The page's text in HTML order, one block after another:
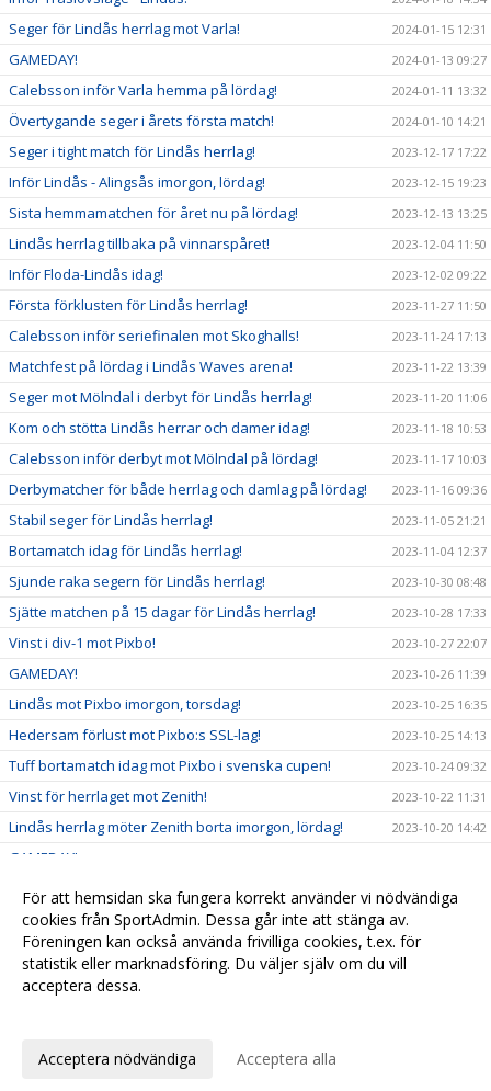
Seger för Lindås herrlag mot Varla! 2024-01-15 12:31
GAMEDAY! 2024-01-13 09:27
Calebsson inför Varla hemma på lördag! 2024-01-11 13:32
Övertygande seger i årets första match! 2024-01-10 14:21
Seger i tight match för Lindås herrlag! 2023-12-17 17:22
Inför Lindås - Alingsås imorgon, lördag! 2023-12-15 19:23
Sista hemmamatchen för året nu på lördag! 2023-12-13 13:25
Lindås herrlag tillbaka på vinnarspåret! 2023-12-04 11:50
Inför Floda-Lindås idag! 2023-12-02 09:22
Första förklusten för Lindås herrlag! 2023-11-27 11:50
Calebsson inför seriefinalen mot Skoghalls! 2023-11-24 17:13
Matchfest på lördag i Lindås Waves arena! 2023-11-22 13:39
Seger mot Mölndal i derbyt för Lindås herrlag! 2023-11-20 11:06
Kom och stötta Lindås herrar och damer idag! 2023-11-18 10:53
Calebsson inför derbyt mot Mölndal på lördag! 2023-11-17 10:03
Derbymatcher för både herrlag och damlag på lördag! 2023-11-16 09:36
Stabil seger för Lindås herrlag! 2023-11-05 21:21
Bortamatch idag för Lindås herrlag! 2023-11-04 12:37
Sjunde raka segern för Lindås herrlag! 2023-10-30 08:48
Sjätte matchen på 15 dagar för Lindås herrlag! 2023-10-28 17:33
Vinst i div-1 mot Pixbo! 2023-10-27 22:07
GAMEDAY! 2023-10-26 11:39
Lindås mot Pixbo imorgon, torsdag! 2023-10-25 16:35
Hedersam förlust mot Pixbo:s SSL-lag! 2023-10-25 14:13
Tuff bortamatch idag mot Pixbo i svenska cupen! 2023-10-24 09:32
Vinst för herrlaget mot Zenith! 2023-10-22 11:31
Lindås herrlag möter Zenith borta imorgon, lördag! 2023-10-20 14:42
GAMEDAY!
Lindås möter Pixbo på onsdag i svenska cupen! 2023-10-16 07:58
Storseger för Lindås herrlag! 2023-10-15 12:19
Inför matchen med Calebsson! 2023-10-13 18:39
inställningar
Webbversion
För att hemsidan ska fungera korrekt använder vi nödvändiga
cookies från SportAdmin. Dessa går inte att stänga av.
Föreningen kan också använda frivilliga cookies, t.ex. för
statistik eller marknadsföring. Du väljer själv om du vill
acceptera dessa.
Acceptera nödvändiga Acceptera alla